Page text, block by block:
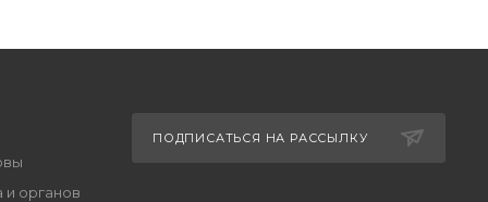
и органов
ПОДПИСАТЬСЯ НА РАССЫЛКУ